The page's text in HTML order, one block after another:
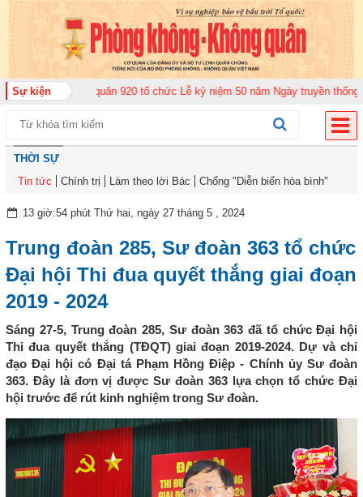
Sự kiện
đoàn Không quân 920 tổ chức Lễ kỷ niệm 50 năm Ngày truyền thống (12-
THỜI SỰ
Tin tức
Chính trị Làm theo lời Bác Chống "Diễn biến hòa bình"
13 giờ:54 phút Thứ hai, ngày 27 tháng 5 , 2024
Trung đoàn 285, Sư đoàn 363 tổ chức
Đại hội Thi đua quyết thắng giai đoạn
2019 - 2024
Sáng 27-5, Trung đoàn 285, Sư đoàn 363 đã tổ chức Đại hội
Thi đua quyết thắng (TĐQT) giai đoạn 2019-2024. Dự và chỉ
đạo Đại hội có Đại tá Phạm Hồng Điệp - Chính ủy Sư đoàn
363. Đây là đơn vị được Sư đoàn 363 lựa chọn tổ chức Đại
hội trước để rút kinh nghiệm trong Sư đoàn.